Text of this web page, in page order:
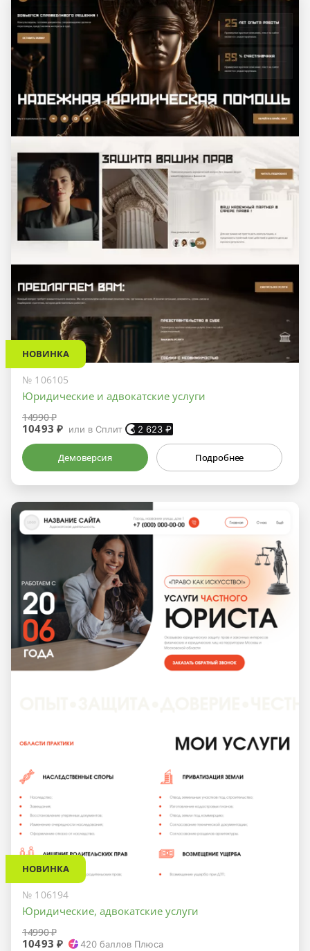
НОВИНКА
№ 106105
Юридические и адвокатские услуги
14990 ₽
10493 ₽ или в Сплит 2 623 ₽
Демоверсия Подробнее
НОВИНКА
№ 106194
Юридические, адвокатские услуги
14990 ₽
10493 ₽ 420 баллов Плюса